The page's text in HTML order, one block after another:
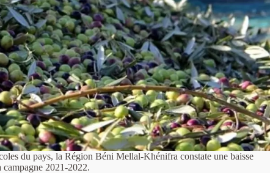
du pays, la Région Béni Mellal-Khénifra constate une baisse
campagne 2021-2022.